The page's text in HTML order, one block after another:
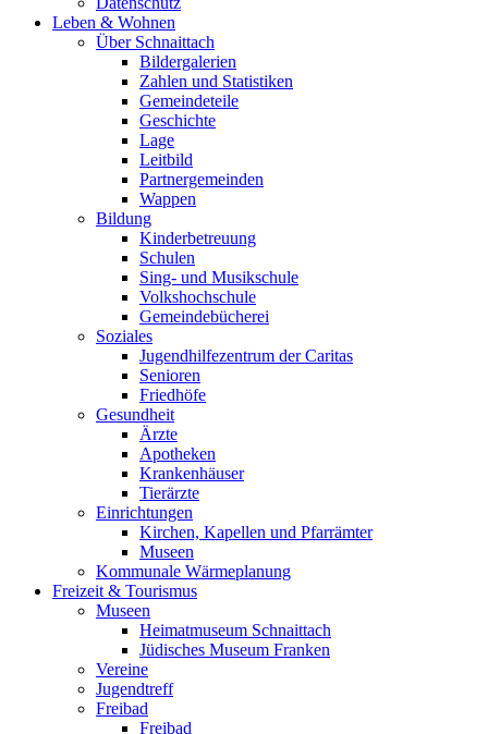
Leben & Wohnen
Über Schnaittach
Bildergalerien
Zahlen und Statistiken
Gemeindeteile
Geschichte
Lage
Leitbild
Partnergemeinden
Wappen
Bildung
Kinderbetreuung
Schulen
Sing- und Musikschule
Volkshochschule
Gemeindebücherei
Soziales
Jugendhilfezentrum der Caritas
Senioren
Friedhöfe
Gesundheit
Ärzte
Apotheken
Krankenhäuser
Tierärzte
Einrichtungen
Kirchen, Kapellen und Pfarrämter
Museen
Kommunale Wärmeplanung
Freizeit & Tourismus
Museen
Heimatmuseum Schnaittach
Jüdisches Museum Franken
Vereine
Jugendtreff
Freibad
Freibad